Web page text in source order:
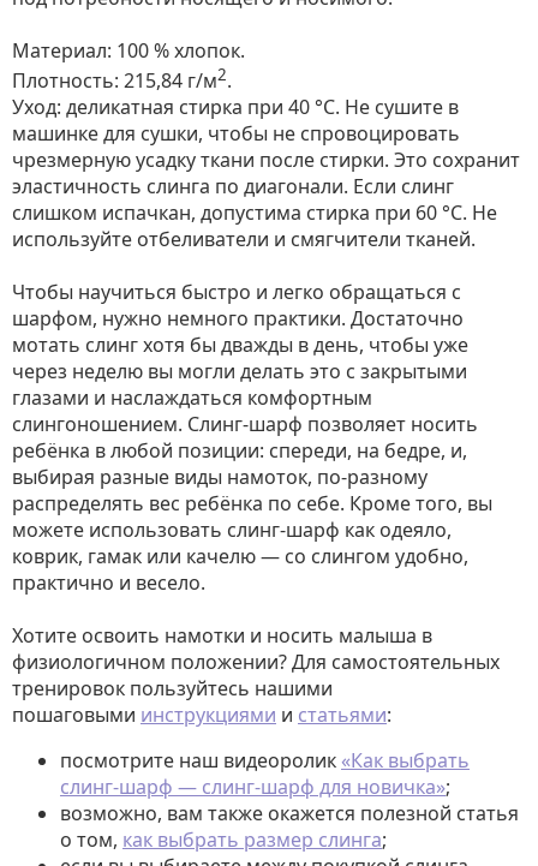
Материал: 100 % хлопок.
Плотность: 215,84 г/м2.
Уход: деликатная стирка при 40 °С. Не сушите в
машинке для сушки, чтобы не спровоцировать
чрезмерную усадку ткани после стирки. Это сохранит
эластичность слинга по диагонали. Если слинг
слишком испачкан, допустима стирка при 60 °C. Не
используйте отбеливатели и смягчители тканей.
Чтобы научиться быстро и легко обращаться с
шарфом, нужно немного практики. Достаточно
мотать слинг хотя бы дважды в день, чтобы уже
через неделю вы могли делать это с закрытыми
глазами и наслаждаться комфортным
слингоношением. Слинг-шарф позволяет носить
ребёнка в любой позиции: спереди, на бедре, и,
выбирая разные виды намоток, по-разному
распределять вес ребёнка по себе. Кроме того, вы
можете использовать слинг-шарф как одеяло,
коврик, гамак или качелю — со слингом удобно,
практично и весело.
Хотите освоить намотки и носить малыша в
физиологичном положении? Для самостоятельных
тренировок пользуйтесь нашими
пошаговыми инструкциями и статьями:
посмотрите наш видеоролик «Как выбрать
слинг-шарф — слинг-шарф для новичка»;
возможно, вам также окажется полезной статья
о том, как выбрать размер слинга;